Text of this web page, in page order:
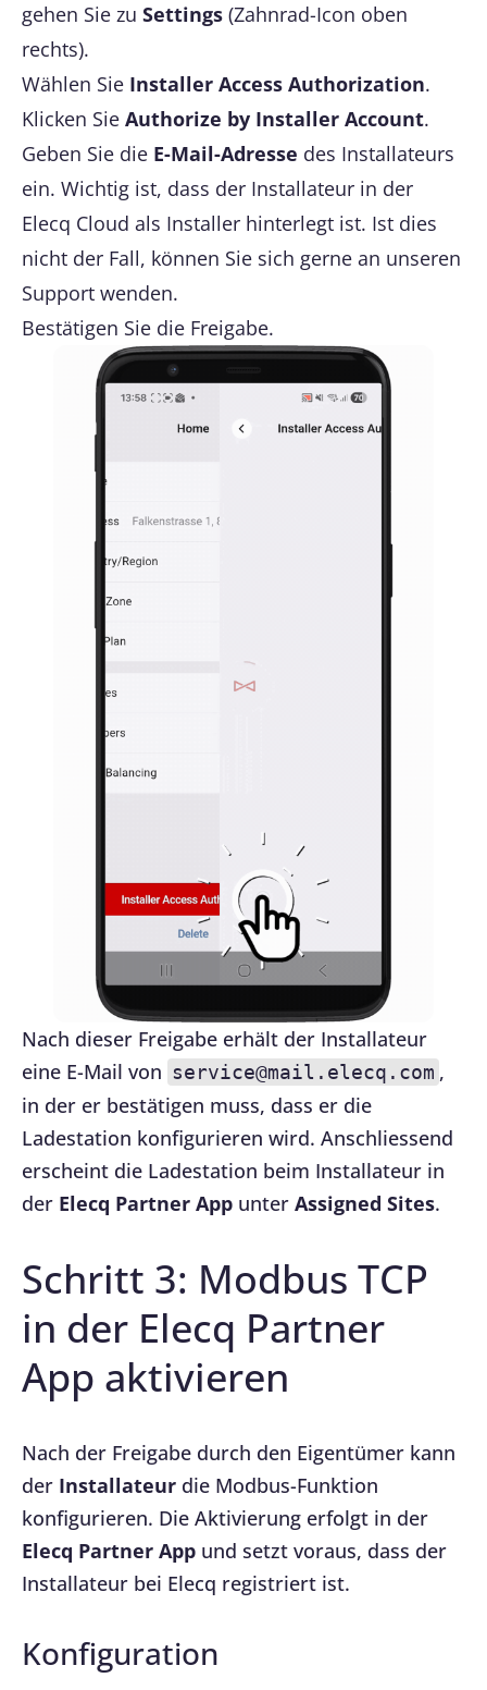
gehen Sie zu Settings (Zahnrad-Icon oben
rechts).
Wählen Sie Installer Access Authorization.
Klicken Sie Authorize by Installer Account.
Geben Sie die E-Mail-Adresse des Installateurs
ein. Wichtig ist, dass der Installateur in der
Elecq Cloud als Installer hinterlegt ist. Ist dies
nicht der Fall, können Sie sich gerne an unseren
Support wenden.
Bestätigen Sie die Freigabe.
Nach dieser Freigabe erhält der Installateur
eine E-Mail von service@mail.elecq.com ,
in der er bestätigen muss, dass er die
Ladestation konfigurieren wird. Anschliessend
erscheint die Ladestation beim Installateur in
der Elecq Partner App unter Assigned Sites.
Schritt 3: Modbus TCP
in der Elecq Partner
App aktivieren
Nach der Freigabe durch den Eigentümer kann
der Installateur die Modbus-Funktion
konfigurieren. Die Aktivierung erfolgt in der
Elecq Partner App und setzt voraus, dass der
Installateur bei Elecq registriert ist.
Konfiguration